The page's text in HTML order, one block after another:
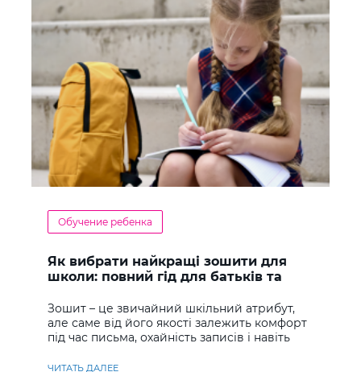
Обучение ребенка
Як вибрати найкращі зошити для
школи: повний гід для батьків та
Зошит – це звичайний шкільний атрибут,
але саме від його якості залежить комфорт
під час письма, охайність записів і навіть
ЧИТАТЬ ДАЛЕЕ